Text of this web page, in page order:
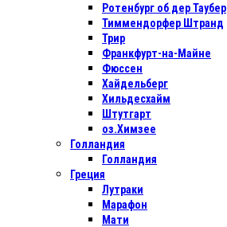
Ротенбург об дер Таубер
Тиммендорфер Штранд
Трир
Франкфурт-на-Майне
Фюссен
Хайдельберг
Хильдесхайм
Штутгарт
оз.Химзее
Голландия
Голландия
Греция
Лутраки
Марафон
Мати